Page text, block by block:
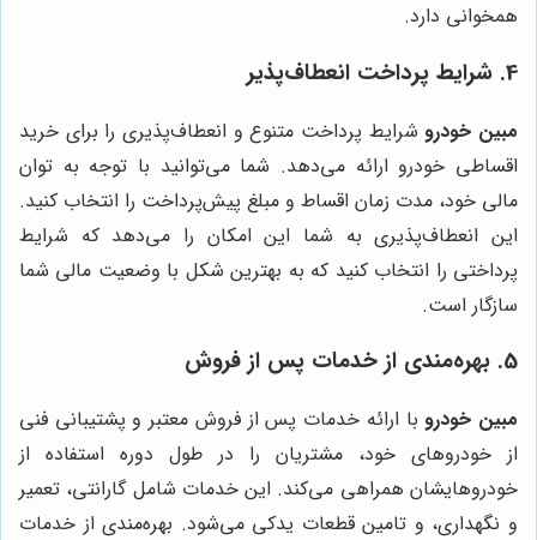
همخوانی دارد.
4. شرایط پرداخت انعطاف‌پذیر
مبین خودرو شرایط پرداخت متنوع و انعطاف‌پذیری را برای خرید
اقساطی خودرو ارائه می‌دهد. شما می‌توانید با توجه به توان
مالی خود، مدت زمان اقساط و مبلغ پیش‌پرداخت را انتخاب کنید.
این انعطاف‌پذیری به شما این امکان را می‌دهد که شرایط
پرداختی را انتخاب کنید که به بهترین شکل با وضعیت مالی شما
سازگار است.
5. بهره‌مندی از خدمات پس از فروش
مبین خودروبا ارائه خدمات پس از فروش معتبر و پشتیبانی فنی
از خودروهای خود، مشتریان را در طول دوره استفاده از
خودروهایشان همراهی می‌کند. این خدمات شامل گارانتی، تعمیر
و نگهداری، و تامین قطعات یدکی می‌شود. بهره‌مندی از خدمات